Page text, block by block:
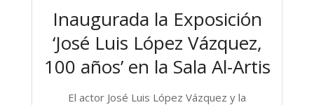
Inaugurada la Exposición
‘José Luis López Vázquez,
100 años’ en la Sala Al-Artis
El actor José Luis López Vázquez y la